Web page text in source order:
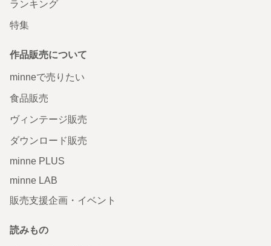
ランキング
特集
作品販売について
minneで売りたい
食品販売
ヴィンテージ販売
ダウンロード販売
minne PLUS
minne LAB
販売支援企画・イベント
読みもの